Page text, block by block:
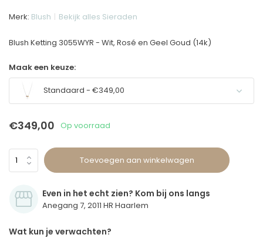
Merk: Blush Bekijk alles Sieraden
Blush Ketting 3055WYR - Wit, Rosé en Geel Goud (14k)
Maak een keuze:
Standaard - €349,00
€349,00 Op voorraad
Toevoegen aan winkelwagen
Even in het echt zien? Kom bij ons langs
Anegang 7, 2011 HR Haarlem
Wat kun je verwachten?